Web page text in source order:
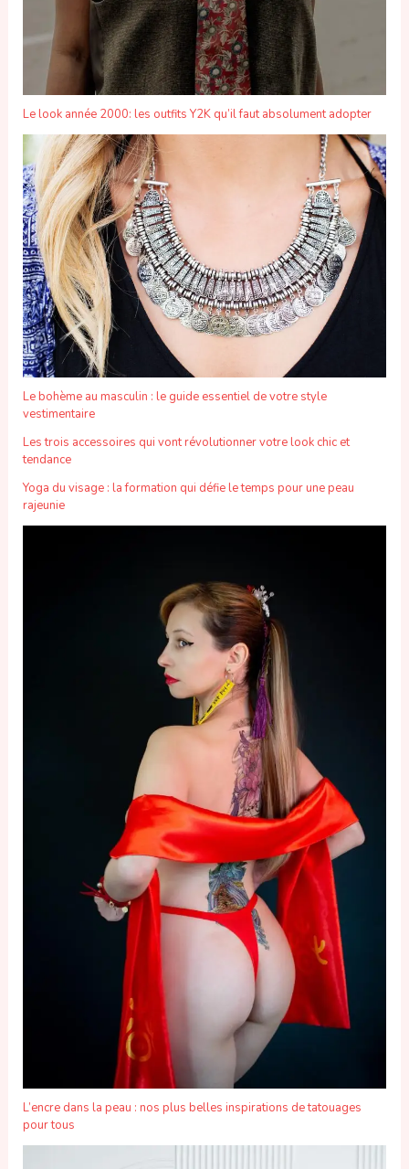
Le look année 2000: les outfits Y2K qu’il faut absolument adopter
Le bohème au masculin : le guide essentiel de votre style
vestimentaire
Les trois accessoires qui vont révolutionner votre look chic et
tendance
Yoga du visage : la formation qui défie le temps pour une peau
rajeunie
L’encre dans la peau : nos plus belles inspirations de tatouages
pour tous